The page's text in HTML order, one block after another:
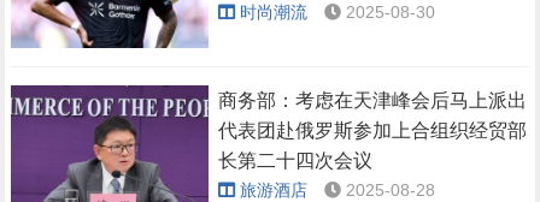
时尚潮流 2025-08-30
商务部：考虑在天津峰会后马上派出
代表团赴俄罗斯参加上合组织经贸部
长第二十四次会议
旅游酒店 2025-08-28